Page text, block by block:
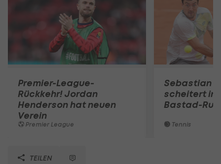
Premier-League-
Rückkehr! Jordan
Henderson hat neuen
Verein
Premier League
Sebastian
scheitert in
Bastad-
Tennis
TEILEN